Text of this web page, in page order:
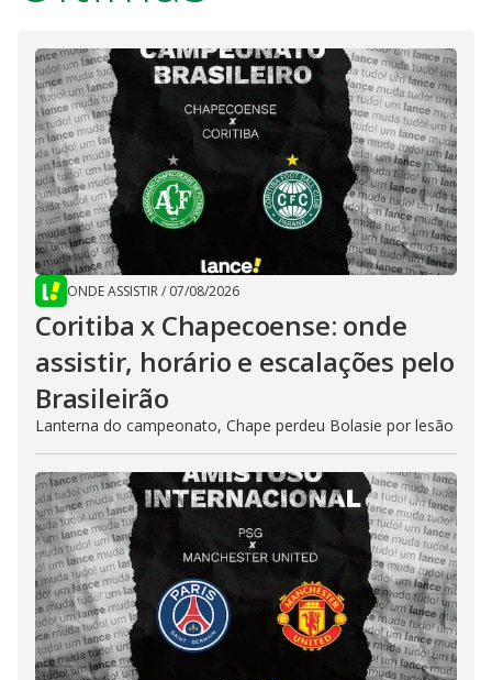
ONDE ASSISTIR/ 07/08/2026
Coritiba x Chapecoense: onde
assistir, horário e escalações pelo
Brasileirão
Lanterna do campeonato, Chape perdeu Bolasie por lesão